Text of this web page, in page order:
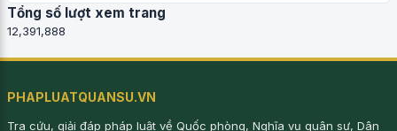
Tổng số lượt xem trang
12,391,888
PHAPLUATQUANSU.VN
Tra cứu, giải đáp pháp luật về Quốc phòng, Nghĩa vụ quân sự, Dân